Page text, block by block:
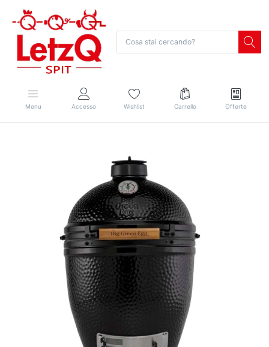
Menu Accesso Wishlist Carrello Offerte